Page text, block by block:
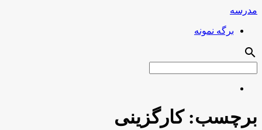
مدرسه
برگه نمونه
search
برچسب:کارگزینی